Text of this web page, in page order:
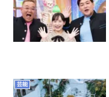
芸能